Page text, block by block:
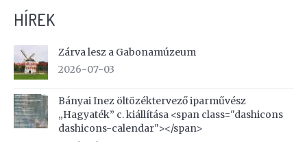
HÍREK
Zárva lesz a Gabonamúzeum
2026-07-03
Bányai Inez öltözéktervező iparművész
„Hagyaték” c. kiállítása <span class="dashicons
dashicons-calendar"></span>